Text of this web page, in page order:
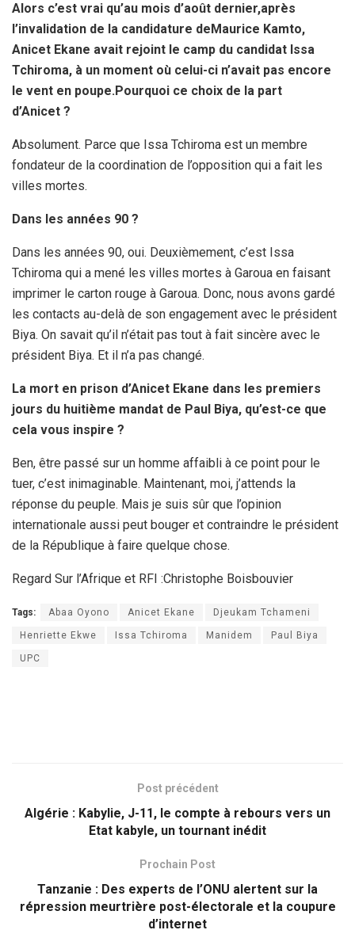
Alors c’est vrai qu’au mois d’août dernier,après
l’invalidation de la candidature de Maurice Kamto,
Anicet Ekane avait rejoint le camp du candidat Issa
Tchiroma, à un moment où celui-ci n’avait pas encore
le vent en poupe.Pourquoi ce choix de la part
d’Anicet ?
Absolument. Parce que Issa Tchiroma est un membre
fondateur de la coordination de l’opposition qui a fait les
villes mortes.
Dans les années 90 ?
Dans les années 90, oui. Deuxièmement, c’est Issa
Tchiroma qui a mené les villes mortes à Garoua en faisant
imprimer le carton rouge à Garoua. Donc, nous avons gardé
les contacts au-delà de son engagement avec le président
Biya. On savait qu’il n’était pas tout à fait sincère avec le
président Biya. Et il n’a pas changé.
La mort en prison d’Anicet Ekane dans les premiers
jours du huitième mandat de Paul Biya, qu’est-ce que
cela vous inspire ?
Ben, être passé sur un homme affaibli à ce point pour le
tuer, c’est inimaginable. Maintenant, moi, j’attends la
réponse du peuple. Mais je suis sûr que l’opinion
internationale aussi peut bouger et contraindre le président
de la République à faire quelque chose.
Regard Sur l’Afrique et RFI :Christophe Boisbouvier
Tags: Abaa Oyono Anicet Ekane Djeukam Tchameni
Henriette Ekwe Issa Tchiroma Manidem Paul Biya
UPC
Post précédent
Algérie : Kabylie, J-11, le compte à rebours vers un
Etat kabyle, un tournant inédit
Prochain Post
Tanzanie : Des experts de l’ONU alertent sur la
répression meurtrière post-électorale et la coupure
d’internet